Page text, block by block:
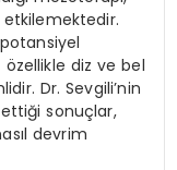
diz ve bel
Dr. Sevgili’nin
sonuçlar,
devrim